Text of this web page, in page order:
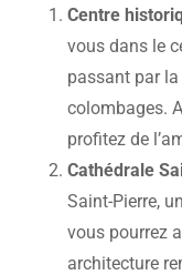
Centre
vous dans le
passant par
colombages.
profitez de
Cathédrale
Saint-Pierre,
vous pourrez
architecture